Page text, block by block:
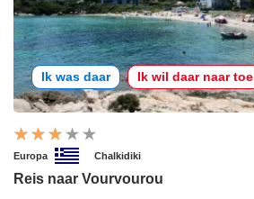
Ik was daar Ik wil daar naar toe
Europa Chalkidiki
Reis naar Vourvourou